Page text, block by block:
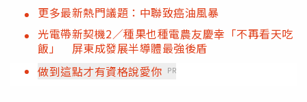
更多最新熱門議題：中聯致癌油風暴
光電帶新契機2／種果也種電農友慶幸「不再看天吃
飯」 屏東成發展半導體最強後盾
做到這點才有資格說愛你 PR